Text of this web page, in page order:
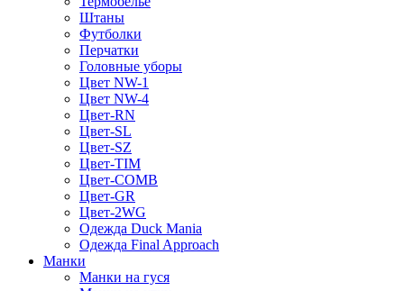
Штаны
Футболки
Перчатки
Головные уборы
Цвет NW-1
Цвет NW-4
Цвет-RN
Цвет-SL
Цвет-SZ
Цвет-TIM
Цвет-COMB
Цвет-GR
Цвет-2WG
Одежда Duck Mania
Одежда Final Approach
Манки
Манки на гуся